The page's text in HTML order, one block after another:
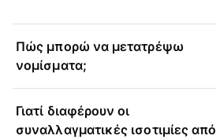
Πώς μπορώ να μετατρέψω
νομίσματα;
Γιατί διαφέρουν οι
συναλλαγματικές ισοτιμίες από